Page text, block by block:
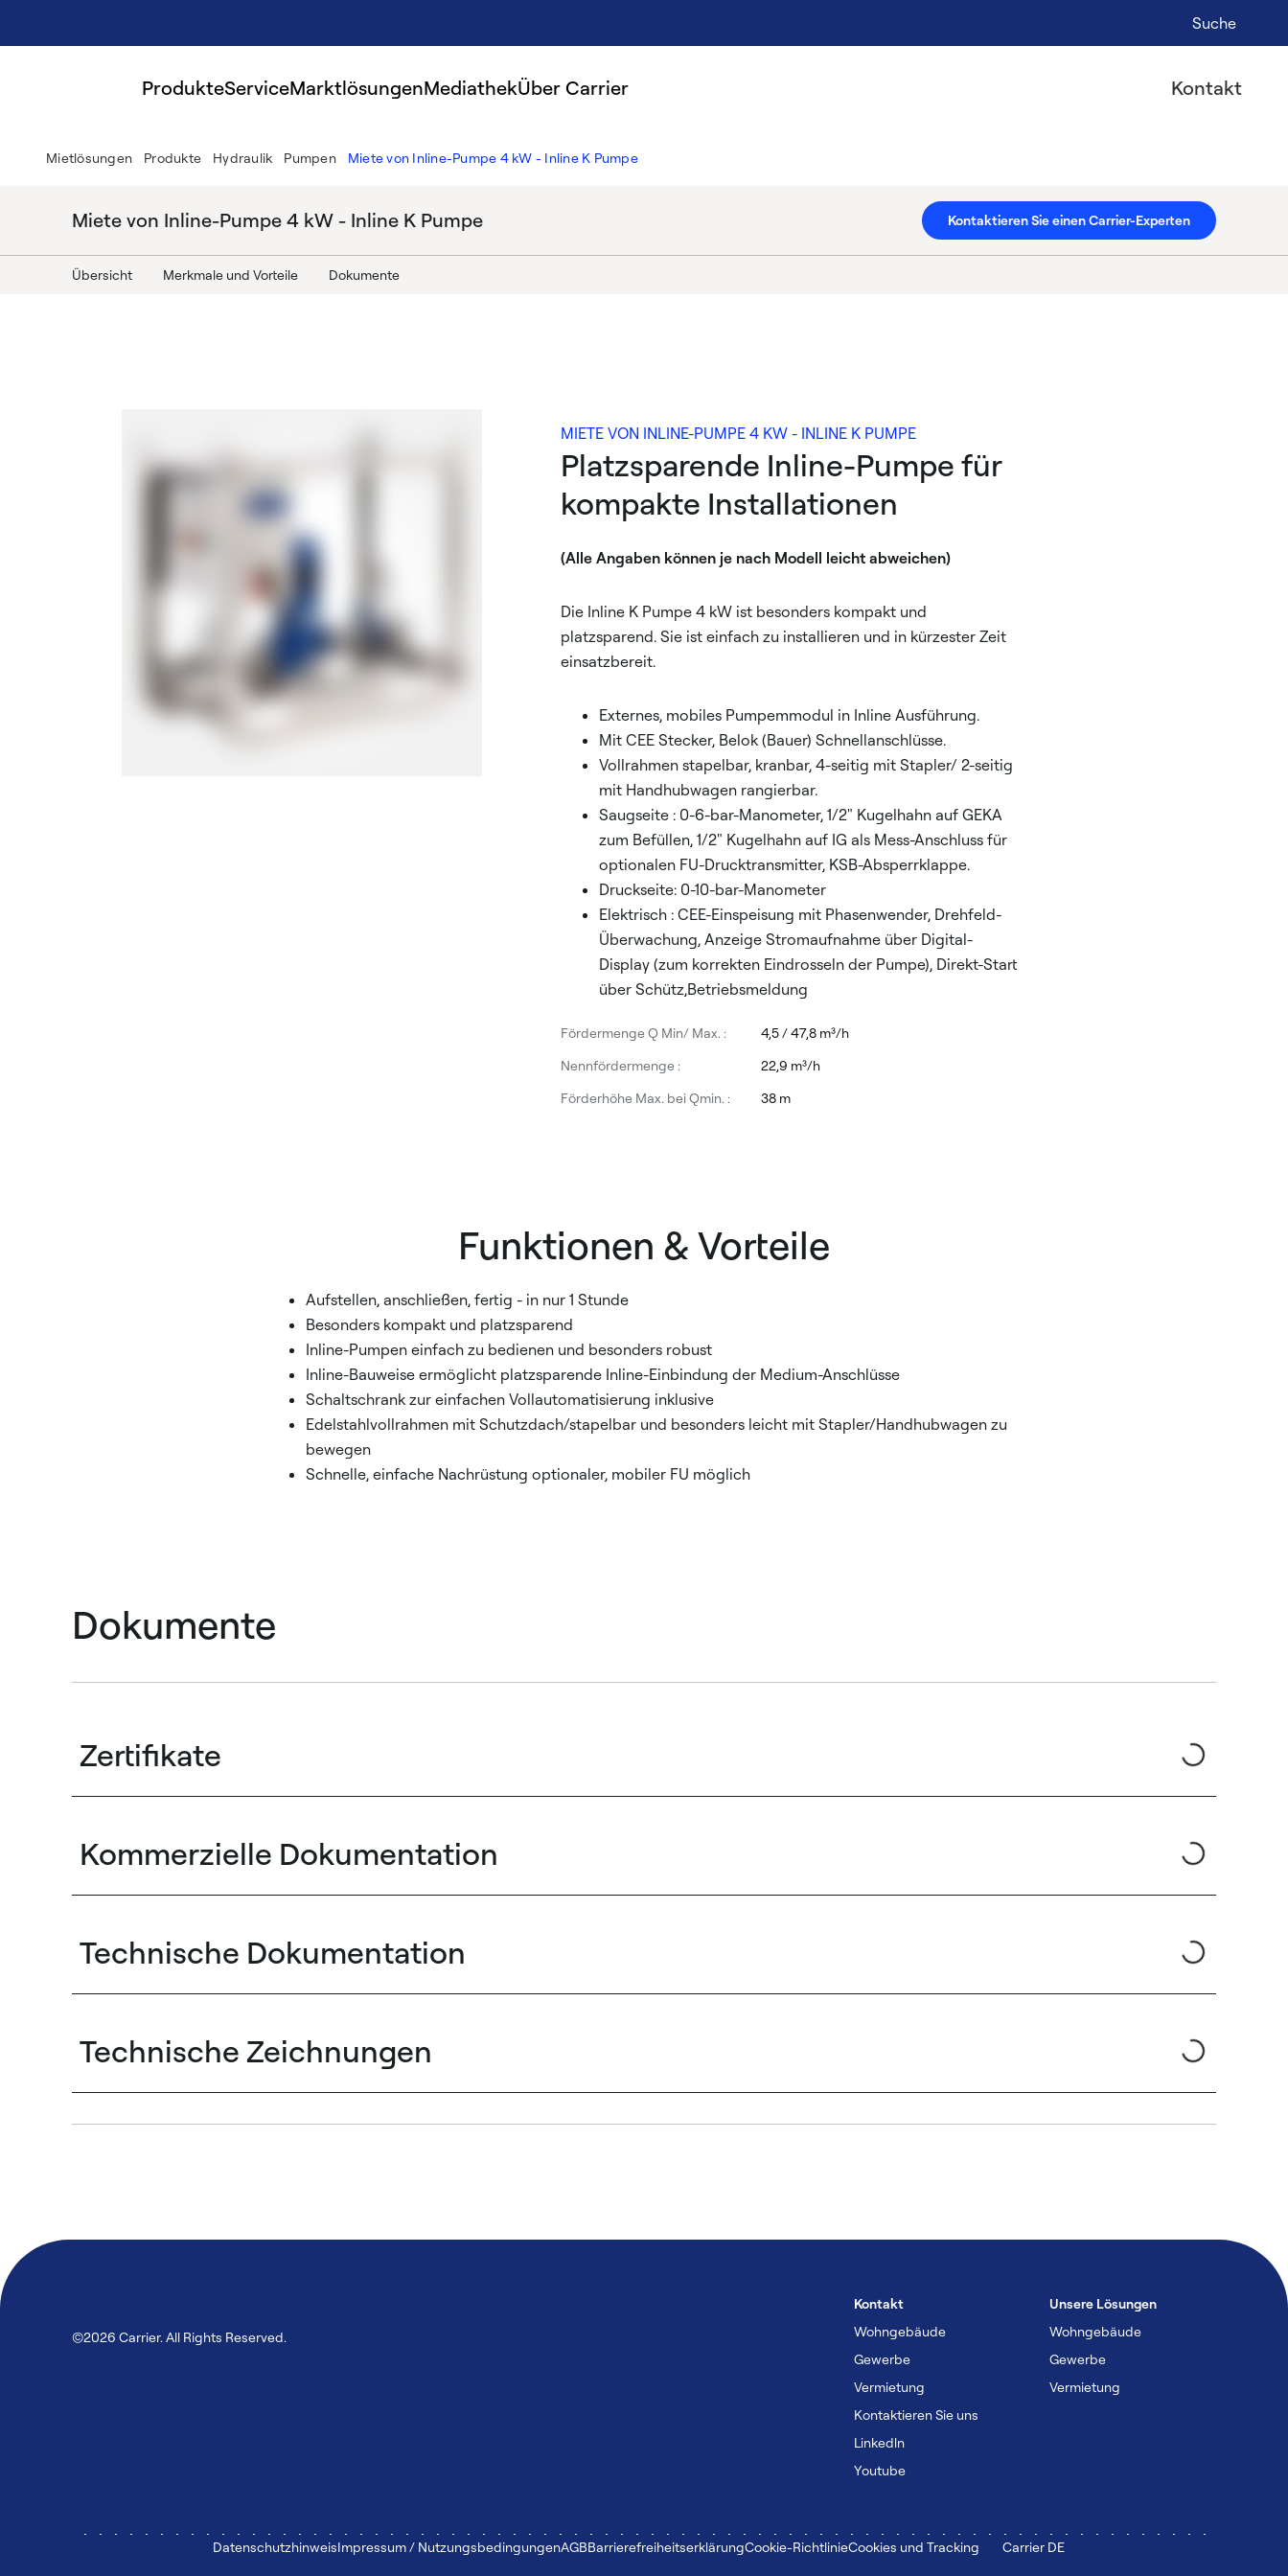
Suche
ProdukteServiceMarktlösungenMediathekÜber Carrier Kontakt
Mietlösungen Produkte Hydraulik Pumpen Miete von Inline-Pumpe 4 kW - Inline K Pumpe
Miete von Inline-Pumpe 4 kW - Inline K Pumpe Kontaktieren Sie einen Carrier-Experten
Übersicht Merkmale und Vorteile Dokumente
MIETE VON INLINE-PUMPE 4 KW - INLINE K PUMPE
Platzsparende Inline-Pumpe für
kompakte Installationen
(Alle Angaben können je nach Modell leicht abweichen)
Die Inline K Pumpe 4 kW ist besonders kompakt und
platzsparend. Sie ist einfach zu installieren und in kürzester Zeit
einsatzbereit.
Externes, mobiles Pumpemmodul in Inline Ausführung.
Mit CEE Stecker, Belok (Bauer) Schnellanschlüsse.
Vollrahmen stapelbar, kranbar, 4-seitig mit Stapler/ 2-seitig
mit Handhubwagen rangierbar.
Saugseite : 0-6-bar-Manometer, 1/2" Kugelhahn auf GEKA
zum Befüllen, 1/2" Kugelhahn auf IG als Mess-Anschluss für
optionalen FU-Drucktransmitter, KSB-Absperrklappe.
Druckseite: 0-10-bar-Manometer
Elektrisch : CEE-Einspeisung mit Phasenwender, Drehfeld-
Überwachung, Anzeige Stromaufnahme über Digital-
Display (zum korrekten Eindrosseln der Pumpe), Direkt-Start
über Schütz,Betriebsmeldung
Fördermenge Q Min/ Max. :
4,5 / 47,8 m³/h
Nennfördermenge :
22,9 m³/h
Förderhöhe Max. bei Qmin. :
38 m
Funktionen & Vorteile
Aufstellen, anschließen, fertig - in nur 1 Stunde
Besonders kompakt und platzsparend
Inline-Pumpen einfach zu bedienen und besonders robust
Inline-Bauweise ermöglicht platzsparende Inline-Einbindung der Medium-Anschlüsse
Schaltschrank zur einfachen Vollautomatisierung inklusive
Edelstahlvollrahmen mit Schutzdach/stapelbar und besonders leicht mit Stapler/Handhubwagen zu
bewegen
Schnelle, einfache Nachrüstung optionaler, mobiler FU möglich
Dokumente
Zertifikate
Kommerzielle Dokumentation
Technische Dokumentation
Technische Zeichnungen
Kontakt
Wohngebäude
Gewerbe
Vermietung
Kontaktieren Sie uns
Linkedln
Youtube
Unsere Lösungen
Wohngebäude
Gewerbe
Vermietung
©2026 Carrier. All Rights Reserved.
DatenschutzhinweisImpressum / NutzungsbedingungenAGBBarrierefreiheitserklärungCookie-RichtlinieCookies und Tracking Carrier DE